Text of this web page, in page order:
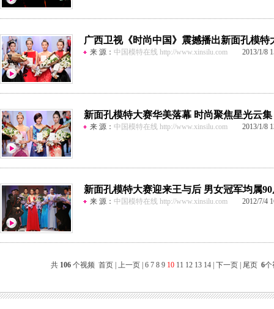
广西卫视《时尚中国》震撼播出新面孔模特
来 源： 中国模特在线 http://www.xinsilu.com 2013/1/8
新面孔模特大赛华美落幕 时尚聚焦星光云集
来 源： 中国模特在线 http://www.xinsilu.com 2013/1/8
新面孔模特大赛迎来王与后 男女冠军均属90
来 源： 中国模特在线 http://www.xinsilu.com 2012/7/4
共 106个视频 首页| 上一页| 6 7 8 9 10 11 12 13 14| 下一页| 尾页 6个